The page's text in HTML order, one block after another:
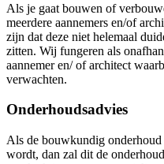
Als je gaat bouwen of
meerdere aannemers en/of
zijn dat deze niet helemaal
zitten. Wij fungeren als
aannemer en/ of architect
verwachten.
Onderhoudsadvies
Als de bouwkundig
wordt, dan zal dit de